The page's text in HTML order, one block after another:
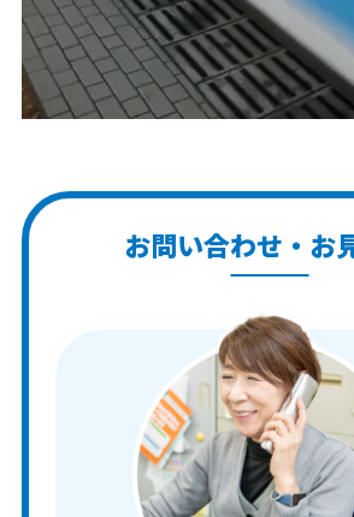
お問い合わせ・お